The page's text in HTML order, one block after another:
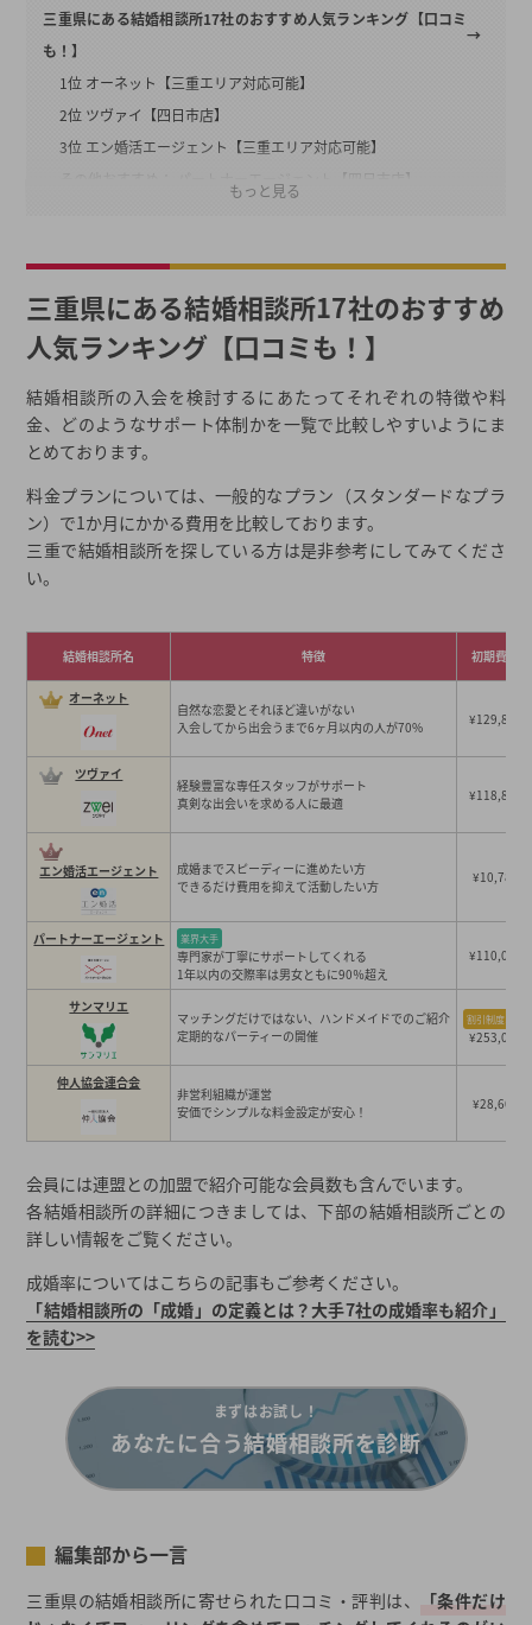
三重県にある結婚相談所17社のおすすめ人気ランキング【口コミ
も！】
1位 オーネット【三重エリア対応可能】
2位 ツヴァイ【四日市店】
3位 エン婚活エージェント【三重エリア対応可能】
その他おすすめ： パートナーエージェント【四日市店】
その他おすすめ： 仲人協会連合会【三重エリア対応可能】
その他おすすめ： マリックス【三重エリア対応可能】
その他おすすめ： スイートスイート【三重エリア対応可能】
その他おすすめ： 婚活パートナー’Ｓ プリヴェール【三重エリア
対応可能】
その他おすすめ： ファーレン三重【三重本店】
その他おすすめ： JMA四日市【三重本店】
その他おすすめ： みえ婚【三重に3店舗】
その他おすすめ： ザ・ベストマリアージュ【三重本店】
三重県の地域密着型の結婚相談所 安い順ランキング
三重県でおすすめの結婚相談所17社の料金一覧
大手、ハイクラス、地域密着型の違い
結婚相談所選び、最初の一歩に迷ったら一括資料請求
三重県での結婚相談所入会前の婚活予算
三重県の結婚相談所の成婚率を比較
成婚率一覧
算出方法を要チェック
三重県でおすすめの結婚相談所 会員数ランキング
年齢や性別など、会員層の傾向も要チェック！
三重県内で結婚相談所が多い地域
三重県の結婚相談所の体験談・口コミ
結婚相談所での出会い（27歳／会社員）
結婚相談所の選び方
結婚相談所を安く利用できる賢い方法
20代なら迷わず大手の割引プラン！
最新のキャンペーン情報をチェック！
三重県で結婚相談所に関心がある人が利用している婚活サービス
（男女別）
三重県での婚活、結婚相談所に興味をもったきっかけは「異性と
結婚相談所を検討中なら要チェック！三重県の婚活事情
三重県の平均初婚・初産年齢（全国との比較）
もっと見る
三重県にある結婚相談所17社のおすすめ
人気ランキング【口コミも！】
結婚相談所の入会を検討するにあたってそれぞれの特徴や料
金、どのようなサポート体制かを一覧で比較しやすいようにま
とめております。
料金プランについては、一般的なプラン（スタンダードなプラ
ン）で1か月にかかる費用を比較しております。
三重で結婚相談所を探している方は是非参考にしてみてくださ
い。
結婚相談所名 特徴 初期費用
オーネット
自然な恋愛とそれほど違いがない
入会してから出会うまで6ヶ月以内の人が70%
¥129,800
ツヴァイ
経験豊富な専任スタッフがサポート
真剣な出会いを求める人に最適
¥118,800
エン婚活エージェント
成婚までスピーディーに進めたい方
できるだけ費用を抑えて活動したい方
¥10,780
パートナーエージェント 業界大手
専門家が丁寧にサポートしてくれる
1年以内の交際率は男女ともに90％超え
¥110,000
サンマリエ
マッチングだけではない、ハンドメイドでのご紹介
定期的なパーティーの開催
割引制度あり
¥253,000
仲人協会連合会
非営利組織が運営
安価でシンプルな料金設定が安心！
¥28,600
会員には連盟との加盟で紹介可能な会員数も含んでいます。
各結婚相談所の詳細につきましては、下部の結婚相談所ごとの
詳しい情報をご覧ください。
成婚率についてはこちらの記事もご参考ください。
「結婚相談所の「成婚」の定義とは？大手7社の成婚率も紹介」
を読む>>
まずはお試し！
あなたに合う結婚相談所を診断
編集部から一言
三重県の結婚相談所に寄せられた口コミ・評判は、
「条件だけ